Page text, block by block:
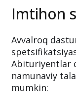
Saralash
o‘tkazilishi
Imtihon
Avvalroq